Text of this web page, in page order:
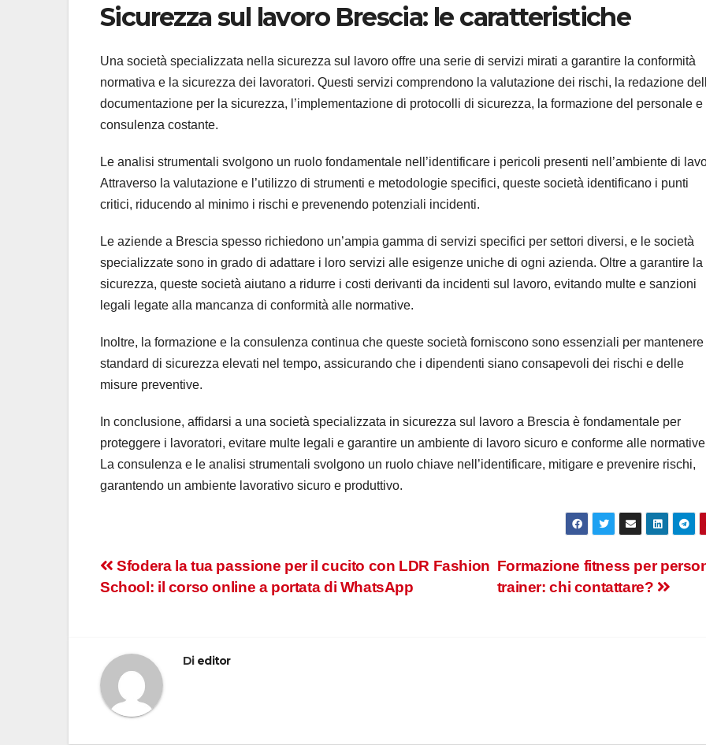
Sicurezza sul lavoro Brescia: le caratteristiche
Una società specializzata nella sicurezza sul lavoro offre una serie di servizi mirati a garantire la conformità
normativa e la sicurezza dei lavoratori. Questi servizi comprendono la valutazione dei rischi, la redazione
documentazione per la sicurezza, l’implementazione di protocolli di sicurezza, la formazione del personale e
consulenza costante.
Le analisi strumentali svolgono un ruolo fondamentale nell’identificare i pericoli presenti nell’ambiente di
Attraverso la valutazione e l’utilizzo di strumenti e metodologie specifici, queste società identificano i punti
critici, riducendo al minimo i rischi e prevenendo potenziali incidenti.
Le aziende a Brescia spesso richiedono un’ampia gamma di servizi specifici per settori diversi, e le società
specializzate sono in grado di adattare i loro servizi alle esigenze uniche di ogni azienda. Oltre a garantire la
sicurezza, queste società aiutano a ridurre i costi derivanti da incidenti sul lavoro, evitando multe e sanzioni
legali legate alla mancanza di conformità alle normative.
Inoltre, la formazione e la consulenza continua che queste società forniscono sono essenziali per mantenere
standard di sicurezza elevati nel tempo, assicurando che i dipendenti siano consapevoli dei rischi e delle
misure preventive.
In conclusione, affidarsi a una società specializzata in sicurezza sul lavoro a Brescia è fondamentale per
proteggere i lavoratori, evitare multe legali e garantire un ambiente di lavoro sicuro e conforme alle
La consulenza e le analisi strumentali svolgono un ruolo chiave nell’identificare, mitigare e prevenire rischi,
garantendo un ambiente lavorativo sicuro e produttivo.
Navigazione
Formazione fitness per
trainer: chi contattare?
Sfodera la tua passione per il cucito con LDR Fashion
School: il corso online a portata di WhatsApp
Di editor